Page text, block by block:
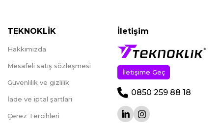
TEKNOKLİK
Hakkımızda
Mesafeli satış sözleşmesi
Güvenlilik ve gizlilik
İade ve iptal şartları
Çerez Tercihleri
İletişim
İletişime Geç
0850 259 88 18